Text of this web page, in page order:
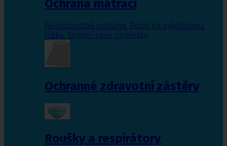
Ochrana matrací
Nepropustná ochrana, Papír na vyšetřovací
lůžka, Textilní savé podložky
Ochranné zdravotní zástěry
Roušky a respirátory